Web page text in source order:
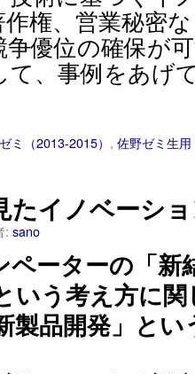
権、営業秘密
争優位の確保が
て、事例をあげ
ミ（2013-2015） , 佐野ゼミ生用
たイノベーシ
: sano
ペーターの「新
いう考え方に関
製品開発」と